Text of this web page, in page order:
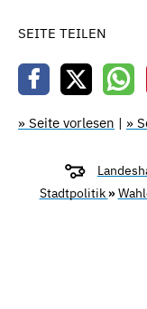
SEITE TEILEN
» Seite vorlesen | »
Stadtpolitik »